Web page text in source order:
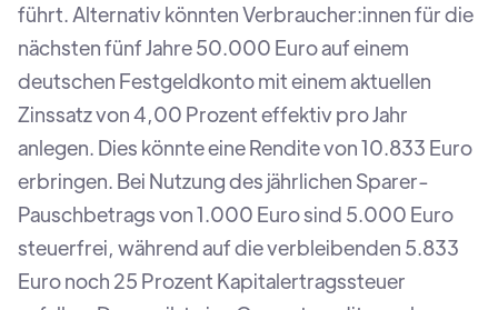
führt. Alternativ könnten Verbraucher:innen für die
nächsten fünf Jahre 50.000 Euro auf einem
deutschen Festgeldkonto mit einem aktuellen
Zinssatz von 4,00 Prozent effektiv pro Jahr
anlegen. Dies könnte eine Rendite von 10.833 Euro
erbringen. Bei Nutzung des jährlichen Sparer-
Pauschbetrags von 1.000 Euro sind 5.000 Euro
steuerfrei, während auf die verbleibenden 5.833
Euro noch 25 Prozent Kapitalertragssteuer